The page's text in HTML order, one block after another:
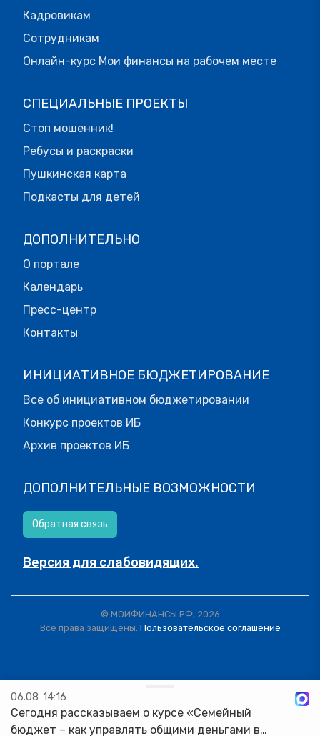
Кадровикам
Сотрудникам
Онлайн-курс Мои финансы на рабочем месте
СПЕЦИАЛЬНЫЕ ПРОЕКТЫ
Стоп мошенник!
Ребусы и раскраски
Пушкинская карта
Подкасты для детей
ДОПОЛНИТЕЛЬНО
О портале
Календарь
Пресс-центр
Контакты
ИНИЦИАТИВНОЕ БЮДЖЕТИРОВАНИЕ
Все об инициативном бюджетировании
Конкурс проектов ИБ
Архив проектов ИБ
ДОПОЛНИТЕЛЬНЫЕ ВОЗМОЖНОСТИ
Обратная связь
Версия для слабовидящих.
© МОИФИНАНСЫ.РФ, 2026
Все права защищены. Пользовательское соглашение
06.08 14:16
Сегодня рассказываем о курсе «Семейный
бюджет – как управлять общими деньгами в